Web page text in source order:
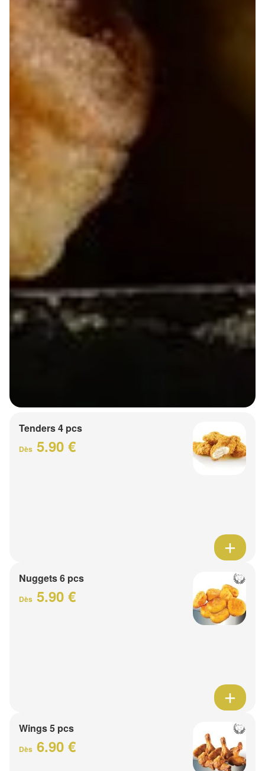
Tenders 4 pcs
Dès 5.90 €
Nuggets 6 pcs
Dès 5.90 €
Wings 5 pcs
Dès 6.90 €